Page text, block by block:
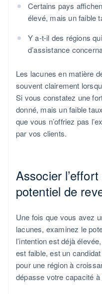
Certains pays
élevé, mais un faible
Y a-t-il des régions
d’assistance
Les lacunes en matière
souvent clairement
Si vous constatez une
donné, mais un faible
que vous n’offriez pas
par vos clients.
Associer
potentiel de
Une fois que vous avez
lacunes, examinez le
l’intention est déjà
est faible, est un
pour une région à
dépasse votre capacité